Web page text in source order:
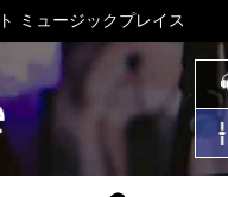
ミュージックプレイス
ミュージックプレイス